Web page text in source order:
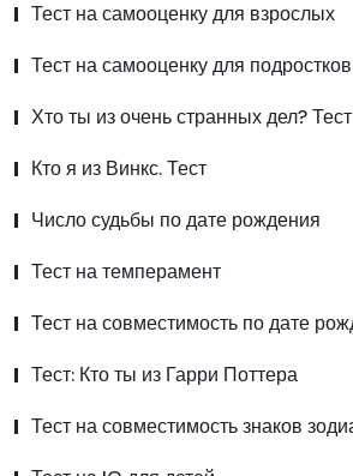
Тест на самооценку для взрослых
Тест на самооценку для подростков
Хто ты из очень странных дел? Тест
Кто я из Винкс. Тест
Число судьбы по дате рождения
Тест на темперамент
Тест на совместимость по дате
Тест: Кто ты из Гарри Поттера
Тест на совместимость знаков